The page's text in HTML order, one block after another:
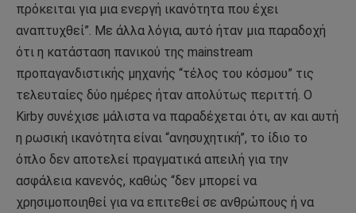
πρόκειται για μια ενεργή ικανότητα που έχει
αναπτυχθεί”. Με άλλα λόγια, αυτό ήταν μια παραδοχή
ότι η κατάσταση πανικού της mainstream
προπαγανδιστικής μηχανής “τέλος του κόσμου” τις
τελευταίες δύο ημέρες ήταν απολύτως περιττή. Ο
Kirby συνέχισε μάλιστα να παραδέχεται ότι, αν και αυτή
η ρωσική ικανότητα είναι “ανησυχητική”, το ίδιο το
όπλο δεν αποτελεί πραγματικά απειλή για την
ασφάλεια κανενός, καθώς “δεν μπορεί να
χρησιμοποιηθεί για να επιτεθεί σε ανθρώπους ή να